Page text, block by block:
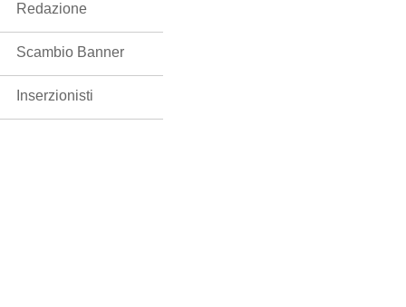
Redazione
Scambio Banner
Inserzionisti